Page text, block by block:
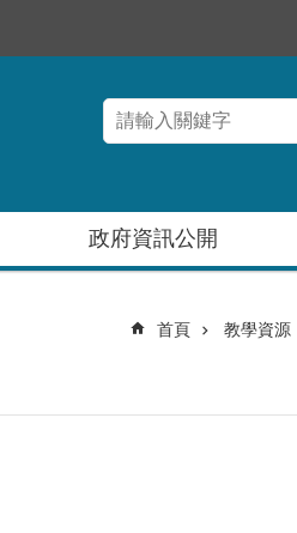
政府資訊公開
首頁 教學資源